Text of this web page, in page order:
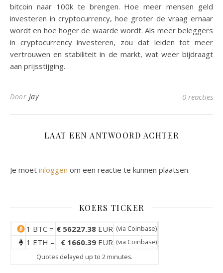
bitcoin naar 100k te brengen. Hoe meer mensen geld
investeren in cryptocurrency, hoe groter de vraag ernaar
wordt en hoe hoger de waarde wordt. Als meer beleggers
in cryptocurrency investeren, zou dat leiden tot meer
vertrouwen en stabiliteit in de markt, wat weer bijdraagt
aan prijsstijging.
Door Jay 0 reacties
LAAT EEN ANTWOORD ACHTER
Je moet inloggen om een reactie te kunnen plaatsen.
KOERS TICKER
1 BTC = € 56227.38 EUR (via Coinbase)
1 ETH = € 1660.39 EUR (via Coinbase)
Quotes delayed up to 2 minutes.